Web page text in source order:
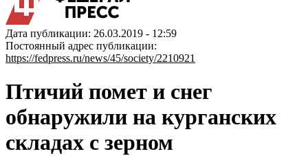
Дата публикации: 26.03.2019 - 12:59
Постоянный адрес публикации:
https://fedpress.ru/news/45/society/2210921
Птичий помет и снег
обнаружили на курганских
складах с зерном